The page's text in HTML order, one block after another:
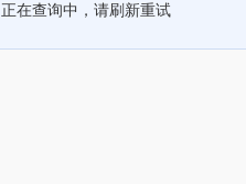
正在查询中，请刷新重试